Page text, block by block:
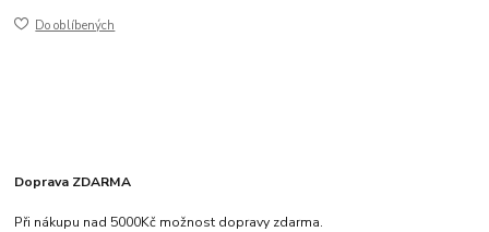
Do oblíbených
Doprava ZDARMA
Při nákupu nad 5000Kč možnost dopravy zdarma.